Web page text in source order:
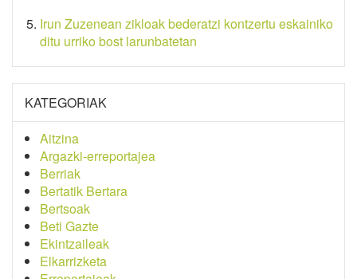
Irun Zuzenean zikloak bederatzi kontzertu eskainiko
ditu urriko bost larunbatetan
KATEGORIAK
Aitzina
Argazki-erreportajea
Berriak
Bertatik Bertara
Bertsoak
Beti Gazte
Ekintzaileak
Elkarrizketa